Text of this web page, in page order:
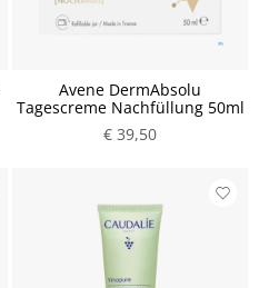
Avene DermAbsolu
Tagescreme Nachfüllung 50ml
€ 39,50